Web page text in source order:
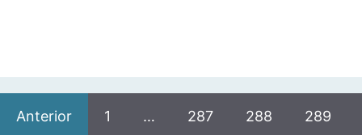
Anterior 1 … 287 288 289